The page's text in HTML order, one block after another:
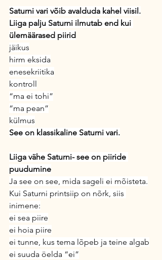
Saturni vari võib avalduda kahel viisil.
Liiga palju Saturni ilmutab end kui
ülemäärased piirid
jäikus
hirm eksida
enesekriitika
kontroll
“ma ei tohi”
“ma pean”
külmus
See on klassikaline Saturni vari.
Liiga vähe Saturni- see on piiride
puudumine
Ja see on see, mida sageli ei mõisteta.
Kui Saturni printsiip on nõrk, siis
inimene:
ei sea piire
ei hoia piire
ei tunne, kus tema lõpeb ja teine algab
ei suuda öelda “ei”